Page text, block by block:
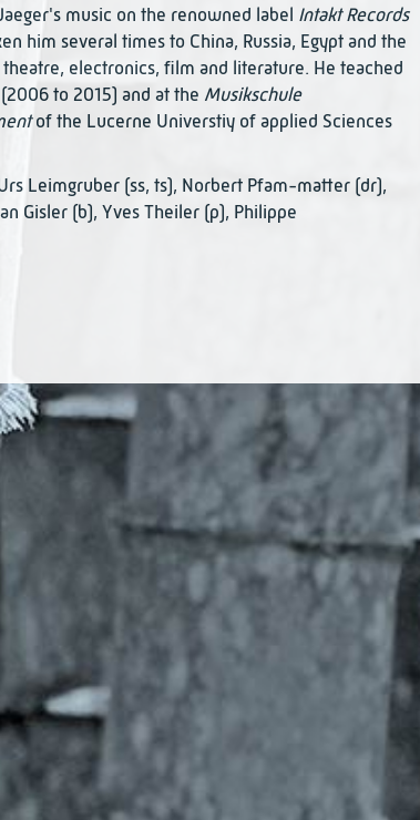
music on the renowned label Intakt Records
him several times to China, Russia, Egypt and the
electronics, film and literature. He teached
to 2015) and at the Musikschule
of the Lucerne Universtiy of applied Sciences
Leimgruber (ss, ts), Norbert Pfam-matter (dr),
Gisler (b), Yves Theiler (p), Philippe